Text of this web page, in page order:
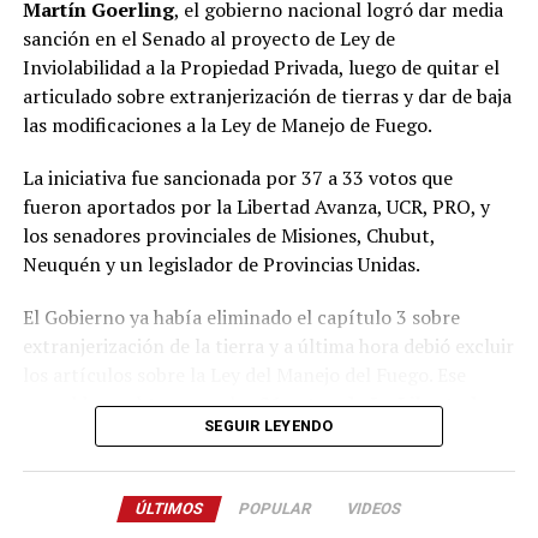
Pastori sostuvo que “la Renovación caducó de un día
para el otro” y que Encuentro Misionero, el sello con el
que Rovira reemplazó al Partido de la Concordia Social,
“duró dos meses”; y que “en esa obligación de volver a
generar una política buena, que interprete a la gente y
que Viene, que busca la reelección del gobernador
Passalacqua en 2027.
Volver a los 17
El nuevo bloque, bautizado Por lo que viene, al que
espacio;Arabela Soler,Rudi Bundziak
Roque
Soboczinski,Hugo Benítez,Carmen Méndez Azón
Alicia Zalezak,Alejandro Arnhold,Blanca Núñez,
Anazul Centeno,Enio Lemes,Carolina Butvilosky
Martín Goerling, el gobierno nacional logró dar media
sanción en el Senado al proyecto de Ley de
Inviolabilidad a la Propiedad Privada, luego de quitar el
articulado sobre extranjerización de tierras y dar de baja
las modificaciones a la Ley de Manejo de Fuego.
La iniciativa fue sancionada por 37 a 33 votos que
fueron aportados por la Libertad Avanza, UCR, PRO, y
los senadores provinciales de Misiones, Chubut,
Neuquén y un legislador de Provincias Unidas.
El Gobierno ya había eliminado el capítulo 3 sobre
extranjerización de la tierra y a última hora debió excluir
respaldo se obtuvo con los21 votos de La Libertad
9 de la UCR,3 del PRO, los dos senadores
Carlos “Camau” Espínola
Edith Terenzi.
SEGUIR LEYENDO
ÚLTIMOS POPULAR VIDEOS